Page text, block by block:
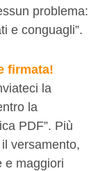
problema:
e conguagli”.
firmata!
la
la
PDF”. Più
versamento,
e maggiori